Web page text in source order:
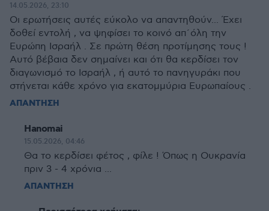
14.05.2026, 23:10
Οι ερωτήσεις αυτές εύκολο να απαντηθούν... Έχει
δοθεί εντολή , να ψηφίσει το κοινό απ΄όλη την
Ευρώπη Ισραήλ . Σε πρώτη θέση προτίμησης τους !
Αυτό βέβαια δεν σημαίνει και ότι θα κερδίσει τον
διαγωνισμό το Ισραήλ , ή αυτό το πανηγυράκι που
στήνεται κάθε χρόνο για εκατομμύρια Ευρωπαίους .
ΑΠΑΝΤΗΣΗ
Hanomai
15.05.2026, 04:46
Θα το κερδίσει φέτος , φίλε ! Όπως η Ουκρανία
πριν 3 - 4 χρόνια ...
ΑΠΑΝΤΗΣΗ